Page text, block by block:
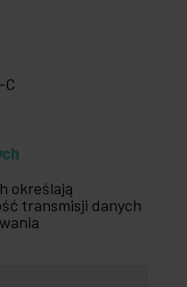
C
określają
transmisji danych